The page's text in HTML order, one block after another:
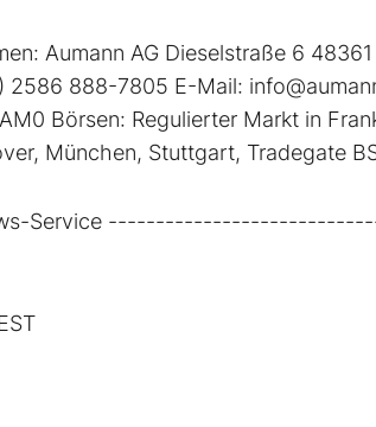
Aumann AG Dieselstraße 6
888-7805 E-Mail:
Börsen: Regulierter Markt in
München, Stuttgart, Tradegate
Service